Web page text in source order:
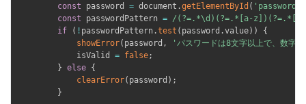
const password = document .getElementById ( 'password'
const passwordPattern = / (?=.*\d)(?=.*[a-
if
( ! passwordPattern .test ( password .value) )
{
showError( password ,
'パスワードは8文字以上で、数字
            isValid
= false;
} else {
clearError( password ) ;
}